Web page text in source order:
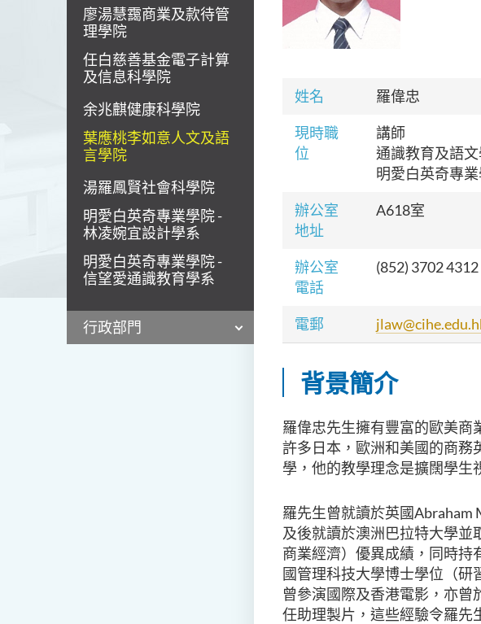
廖湯慧靄商業及款待管
理學院
任白慈善基金電子計算
及信息科學院
余兆麒健康科學院
葉應桃李如意人文及語
言學院
湯羅鳳賢社會科學院
明愛白英奇專業學院 -
林凌婉宜設計學系
明愛白英奇專業學院 -
信望愛通識教育學系
行政部門
姓名 羅偉忠
現時職
位
講師
通識教育及語
明愛白英奇專
辦公室
地址
A618室
辦公室
電話
(852) 3702 4312
電郵
背景簡介
羅偉忠先生擁有豐富的歐美商
許多日本，歐洲和美國的商務
學，他的教學理念是擴闊學生
羅先生曾就讀於英國Abraham
及後就讀於澳洲巴拉特大學
商業經濟）優異成績，同時持
國管理科技大學博士學位（
曾參演國際及香港電影，亦曾
任助理製片，這些經驗令羅先